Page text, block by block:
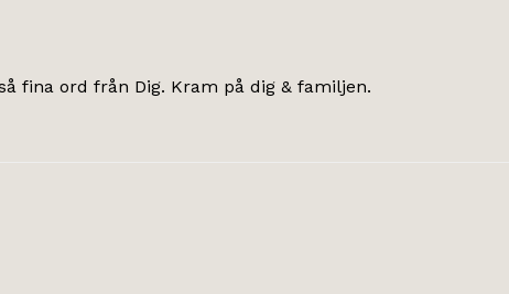
fina ord från Dig. Kram på dig & familjen.